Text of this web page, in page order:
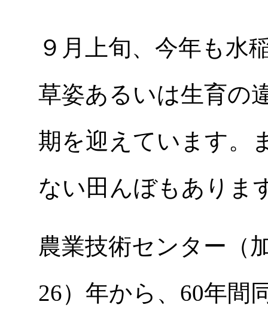
９月上旬、今年も水
草姿あるいは生育の
期を迎えています。
ない田んぼもありま
農業技術センター（
26）年から、60年間